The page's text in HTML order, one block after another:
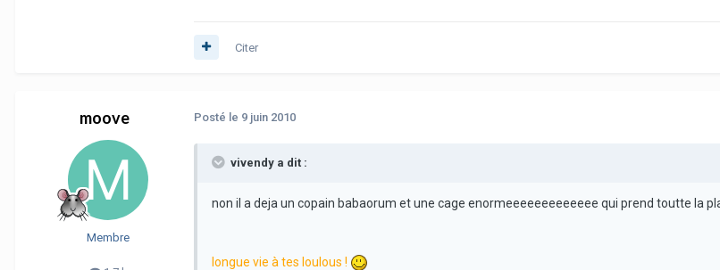
Citer
moove
Membre
Posté le 9 juin 2010
vivendy a dit :
non il a deja un copain babaorum et une cage enormeeeeeeeeeeeee qui prend toutte la
longue vie à tes loulous !